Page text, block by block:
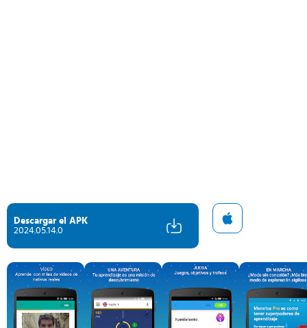
Descargar el APK
2024.05.14.0